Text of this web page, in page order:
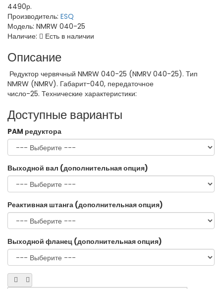
4490р.
Производитель: ESQ
Модель: NMRW 040-25
Наличие:
Есть в наличии
Описание
Редуктор червячный NMRW 040-25 (NMRV 040-25). Тип
NMRW (NMRV). Габарит-040, передаточное
число-25. Технические характеристики:
Доступные варианты
PAM редуктора
Выходной вал (дополнительная опция)
Реактивная штанга (дополнительная опция)
Выходной фланец (дополнительная опция)